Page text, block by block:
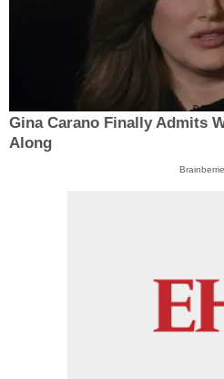
Gina Carano Finally Admits
Along